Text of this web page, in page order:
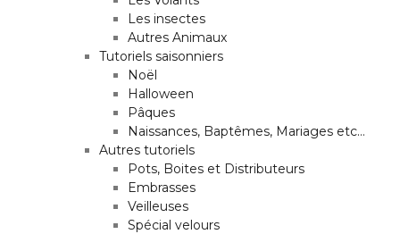
Les insectes
Autres Animaux
Tutoriels saisonniers
Noël
Halloween
Pâques
Naissances, Baptêmes, Mariages etc…
Autres tutoriels
Pots, Boites et Distributeurs
Embrasses
Veilleuses
Spécial velours